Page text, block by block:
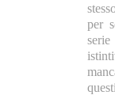
per